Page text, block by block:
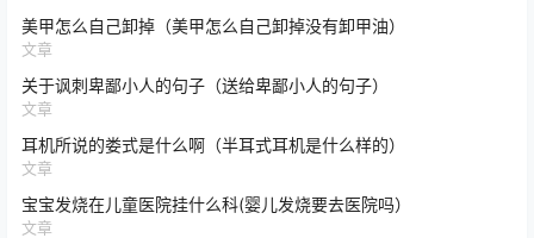
美甲怎么自己卸掉（美甲怎么自己卸掉没有卸甲油）
文章
关于讽刺卑鄙小人的句子（送给卑鄙小人的句子）
文章
耳机所说的娄式是什么啊（半耳式耳机是什么样的）
文章
宝宝发烧在儿童医院挂什么科(婴儿发烧要去医院吗）
文章